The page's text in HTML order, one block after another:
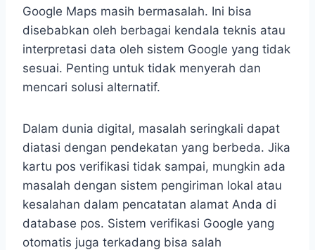
Google Maps masih bermasalah. Ini bisa
disebabkan oleh berbagai kendala teknis atau
interpretasi data oleh sistem Google yang tidak
sesuai. Penting untuk tidak menyerah dan
mencari solusi alternatif.
Dalam dunia digital, masalah seringkali dapat
diatasi dengan pendekatan yang berbeda. Jika
kartu pos verifikasi tidak sampai, mungkin ada
masalah dengan sistem pengiriman lokal atau
kesalahan dalam pencatatan alamat Anda di
database pos. Sistem verifikasi Google yang
otomatis juga terkadang bisa salah